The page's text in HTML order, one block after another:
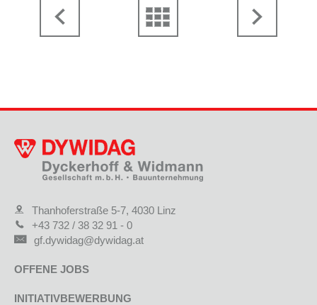
Thanhoferstraße 5-7, 4030 Linz
+43 732 / 38 32 91 - 0
gf.dywidag@dywidag.at
OFFENE JOBS
INITIATIVBEWERBUNG